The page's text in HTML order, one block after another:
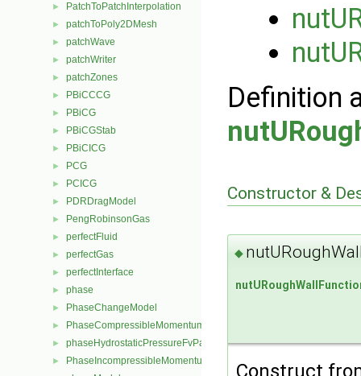
► PatchToPatchInterpolation
► patchToPoly2DMesh
► patchWave
► patchWriter
► patchZones
► PBiCCCG
► PBiCG
► PBiCGStab
► PBiCICG
► PCG
► PCICG
► PDRDragModel
► PengRobinsonGas
► perfectFluid
► perfectGas
► perfectInterface
► phase
► PhaseChangeModel
► PhaseCompressibleMomentumTransportModel
► phaseHydrostaticPressureFvPatchScalarField
► PhaseIncompressibleMomentumTransportModel
Definition
Constructor &
◆
Construct